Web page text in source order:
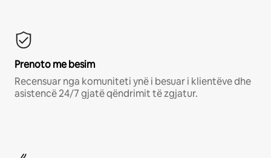
Prenoto me besim
Recensuar nga komuniteti ynë i besuar i klientëve dhe
asistencë 24/7 gjatë qëndrimit të zgjatur.